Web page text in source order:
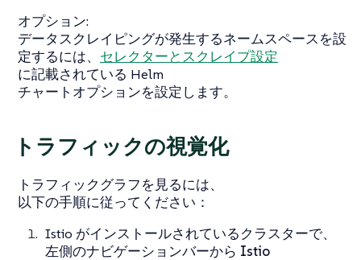
オプション:
データスクレイピングが発生するネームスペースを設
定するには、 セレクターとスクレイプ設定
に記載されている Helm
チャートオプションを設定します。
トラフィックの視覚化
トラフィックグラフを見るには、
以下の手順に従ってください：
Istio がインストールされているクラスターで、
左側のナビゲーションバーから Istio